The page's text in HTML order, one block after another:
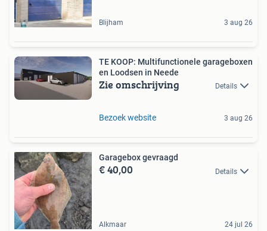
Blijham 3 aug 26
TE KOOP: Multifunctionele garageboxen
en Loodsen in Neede
Zie omschrijving Details
Bezoek website 3 aug 26
Garagebox gevraagd
€ 40,00 Details
Alkmaar 24 jul 26